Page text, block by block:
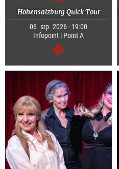
Hohensalzburg Quick Tour
06. srp. 2026 - 19:00
Infopoint | Point A
continue